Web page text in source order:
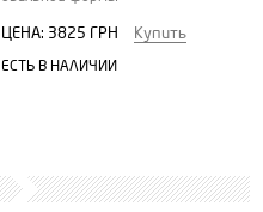
ЦЕНА: 3825 ГРН Купить
ЕСТЬ В НАЛИЧИИ